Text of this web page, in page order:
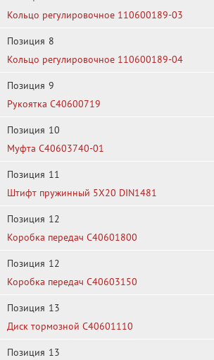
Кольцо регулировочное 110600189-03
Позиция 8
Кольцо регулировочное 110600189-04
Позиция 9
Рукоятка C40600719
Позиция 10
Муфта С40603740-01
Позиция 11
Штифт пружинный 5Х20 DIN1481
Позиция 12
Коробка передач C40601800
Позиция 12
Коробка передач C40603150
Позиция 13
Диск тормозной C40601110
Позиция 13